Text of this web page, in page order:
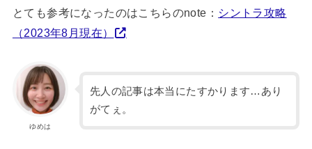
とても参考になったのはこちらのnote： シントラ攻略
（2023年8月現在）
ゆめは
先人の記事は本当にたすかります…あり
がてぇ。